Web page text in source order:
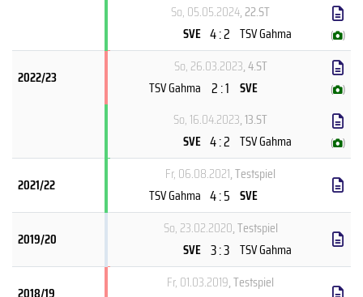
So, 05.05.2024, 22.ST
SVE 4 : 2 TSV Gahma ( )
2022/23
So, 26.03.2023, 4.ST
TSV Gahma 2 : 1 SVE ( )
So, 16.04.2023, 13.ST
SVE 4 : 2 TSV Gahma ( )
2021/22
Fr, 06.08.2021, Testspiel
TSV Gahma 4 : 5 SVE
2019/20
So, 23.02.2020, Testspiel
SVE 3 : 3 TSV Gahma
Fr, 01.03.2019, Testspiel